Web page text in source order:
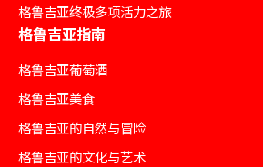
格鲁吉亚终极多项活力之旅
格鲁吉亚指南
格鲁吉亚葡萄酒
格鲁吉亚美食
格鲁吉亚的自然与冒险
格鲁吉亚的文化与艺术